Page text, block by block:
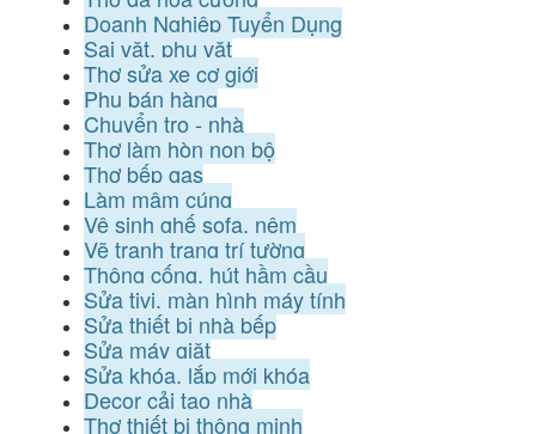
Doanh Nghiệp Tuyển Dụng
Sai vặt, phụ vặt
Thợ sửa xe cơ giới
Phụ bán hàng
Chuyển trọ - nhà
Thợ làm hòn non bộ
Thợ bếp gas
Làm mâm cúng
Vệ sinh ghế sofa, nệm
Vẽ tranh trang trí tường
Thông cống, hút hầm cầu
Sửa tivi, màn hình máy tính
Sửa thiết bị nhà bếp
Sửa máy giặt
Sửa khóa, lắp mới khóa
Decor cải tạo nhà
Thợ thiết bị thông minh